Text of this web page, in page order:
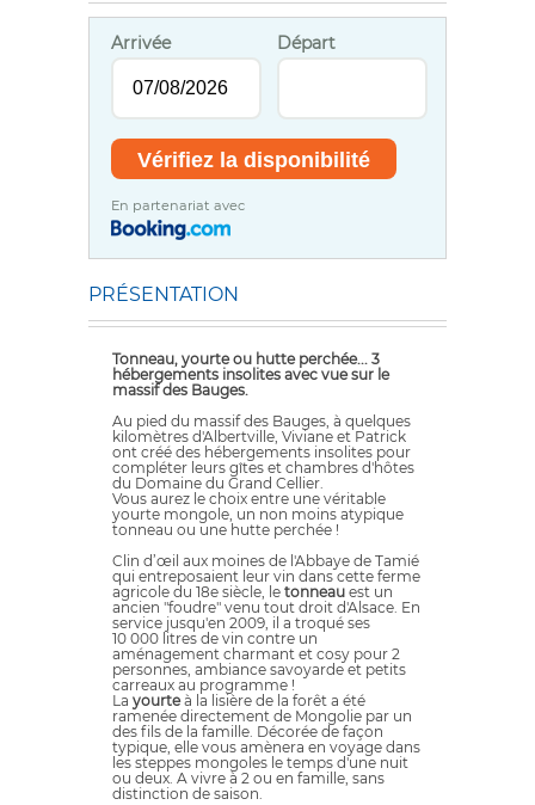
Arrivée Départ
En partenariat avec
PRÉSENTATION
Tonneau, yourte ou hutte perchée... 3
hébergements insolites avec vue sur le
massif des Bauges.
Au pied du massif des Bauges, à quelques
kilomètres d'Albertville, Viviane et Patrick
ont créé des hébergements insolites pour
compléter leurs gîtes et chambres d'hôtes
du Domaine du Grand Cellier.
Vous aurez le choix entre une véritable
yourte mongole, un non moins atypique
tonneau ou une hutte perchée !
Clin d’œil aux moines de l'Abbaye de Tamié
qui entreposaient leur vin dans cette ferme
agricole du 18e siècle, le tonneau est un
ancien "foudre" venu tout droit d'Alsace. En
service jusqu'en 2009, il a troqué ses
10 000 litres de vin contre un
aménagement charmant et cosy pour 2
personnes, ambiance savoyarde et petits
carreaux au programme !
La yourteà la lisière de la forêt a été
ramenée directement de Mongolie par un
des fils de la famille. Décorée de façon
typique, elle vous amènera en voyage dans
les steppes mongoles le temps d'une nuit
ou deux. A vivre à 2 ou en famille, sans
distinction de saison.